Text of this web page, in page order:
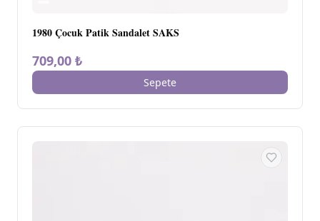
1980 Çocuk Patik Sandalet SAKS
709,00 ₺
Sepete